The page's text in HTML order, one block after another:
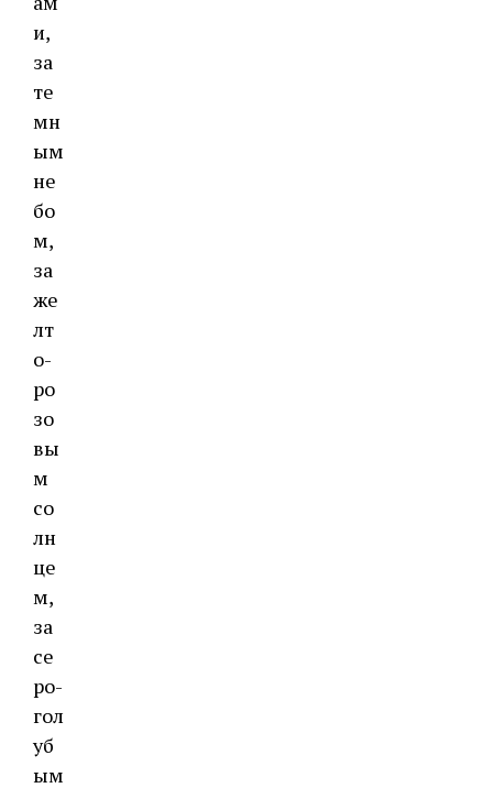
и,
за
те
мн
ым
не
бо
м,
за
же
лт
о-
ро
зо
вы
м
со
лн
це
м,
за
се
ро-
гол
уб
ым